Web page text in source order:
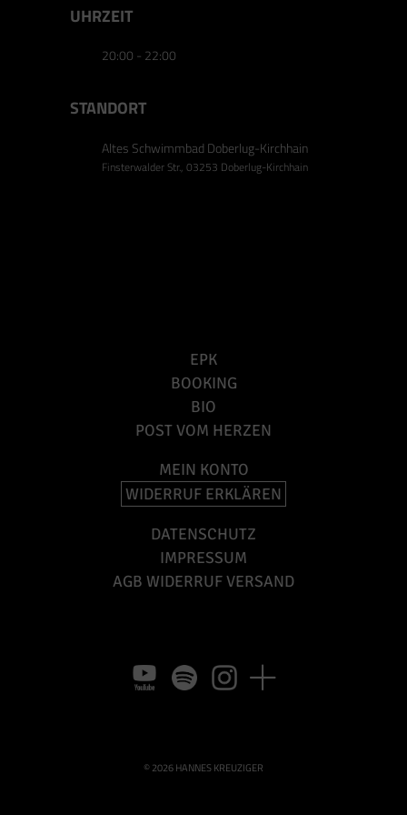
UHRZEIT
20:00 - 22:00
STANDORT
Altes Schwimmbad Doberlug-Kirchhain
Finsterwalder Str., 03253 Doberlug-Kirchhain
EPK
BOOKING
BIO
POST VOM HERZEN
MEIN KONTO
WIDERRUF ERKLÄREN
DATENSCHUTZ
IMPRESSUM
AGB WIDERRUF VERSAND
© 2026 HANNES KREUZIGER